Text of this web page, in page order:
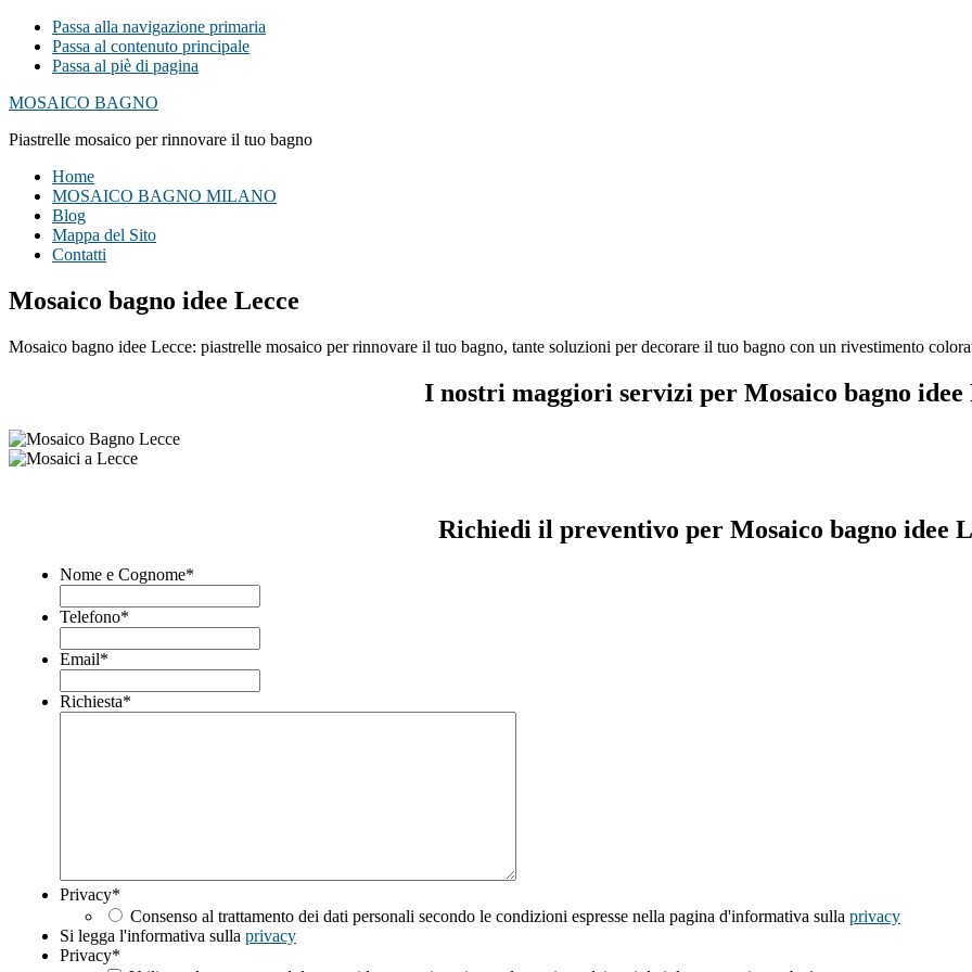
Passa alla navigazione primaria
Passa al contenuto principale
Passa al piè di pagina
MOSAICO BAGNO
Piastrelle mosaico per rinnovare il tuo bagno
Home
MOSAICO BAGNO MILANO
Blog
Mappa del Sito
Contatti
Mosaico bagno idee Lecce
Mosaico bagno idee Lecce: piastrelle mosaico per rinnovare il tuo bagno, tante soluzioni per decorare il tuo bagno con un rivestimento
I nostri maggiori servizi per Mosaico bagno idee
Richiedi il preventivo per Mosaico bagno idee
Nome e Cognome*
Telefono*
Email*
Richiesta*
Privacy*
Consenso al trattamento dei dati personali secondo le condizioni espresse nella pagina d'informativa sulla privacy
Si legga l'informativa sulla privacy
Privacy*